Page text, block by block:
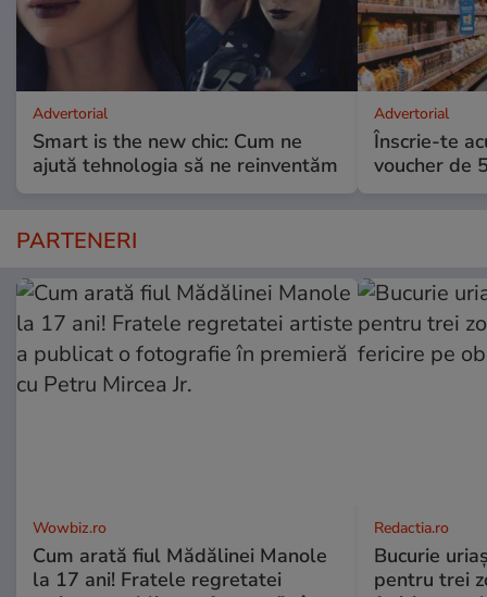
Advertorial
Smart is the new chic: Cum ne
ajută tehnologia să ne reinventăm
Advertorial
Înscrie-te
voucher de
PARTENERI
Wowbiz.ro
Cum arată fiul Mădălinei Manole
la 17 ani! Fratele regretatei
Redactia.ro
Bucurie
pentru trei